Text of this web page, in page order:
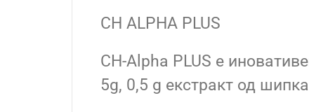
CH ALPHA PLUS
CH-Alpha PLUS е
5g, 0,5 g екстракт од